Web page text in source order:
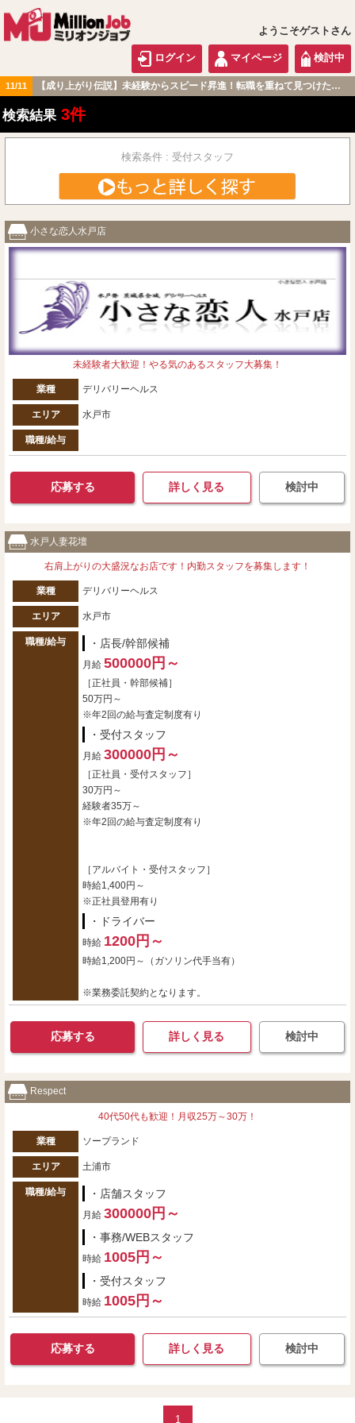
ようこそゲストさん
ログイン マイページ 検討中
11/11 【成り上がり伝説】未経験からスピード昇進！転職を重ねて見つけた『本当に働きやすい職場』とは？
北関東版
検索結果 3件
検索条件 : 受付スタッフ
小さな恋人水戸店
未経験者大歓迎！やる気のあるスタッフ大募集！
業種 デリバリーヘルス
エリア 水戸市
職種/給与
応募する 詳しく見る 検討中
水戸人妻花壇
右肩上がりの大盛況なお店です！内勤スタッフを募集します！
業種 デリバリーヘルス
エリア 水戸市
職種/給与 ・店長/幹部候補
月給 500000円～
［正社員・幹部候補］
50万円～
※年2回の給与査定制度有り
・受付スタッフ
月給 300000円～
［正社員・受付スタッフ］
30万円～
経験者35万～
※年2回の給与査定制度有り
［アルバイト・受付スタッフ］
時給1,400円～
※正社員登用有り
・ドライバー
時給 1200円～
時給1,200円～（ガソリン代手当有）
※業務委託契約となります。
応募する 詳しく見る 検討中
Respect
40代50代も歓迎！月収25万～30万！
業種 ソープランド
エリア 土浦市
職種/給与 ・店舗スタッフ
月給 300000円～
・事務/WEBスタッフ
時給 1005円～
・受付スタッフ
時給 1005円～
応募する 詳しく見る 検討中
1